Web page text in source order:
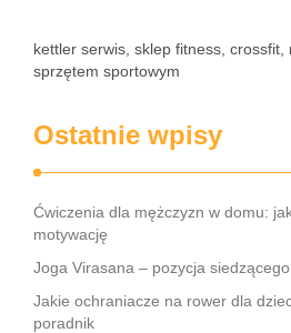
kettler serwis, sklep fitness, crossfit,
sprzętem sportowym
Ostatnie wpisy
Ćwiczenia dla mężczyzn w domu:
motywację
Joga Virasana – pozycja
Jakie ochraniacze na rower dla
poradnik